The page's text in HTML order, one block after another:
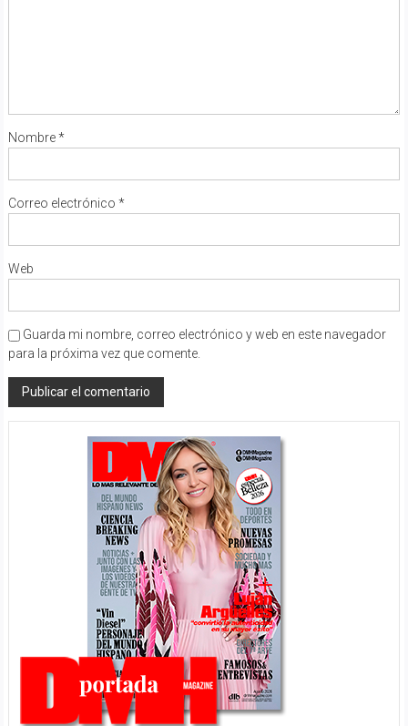
Nombre*
Correo electrónico *
Web
Guarda mi nombre, correo electrónico y web en este navegador
para la próxima vez que comente.